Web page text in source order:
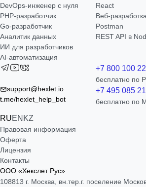
DevOps-инженер с нуля
РНР-разработчик
Go-разработчик
Аналитик данных
ИИ для разработчиков
AI-автоматизация
React
Веб-
Postman
REST API в
support@hexlet.io
t.me/hexlet_help_bot
RUEN KZ
+7 800 100
бесплатно по
+7 495 085
бесплатно по
Правовая информация
Оферта
Лицензия
Контакты
ООО «Хекслет Рус»
108813 г. Москва, вн.тер.г. поселение